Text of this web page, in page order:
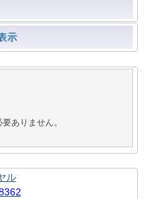
示
ありません。
ル